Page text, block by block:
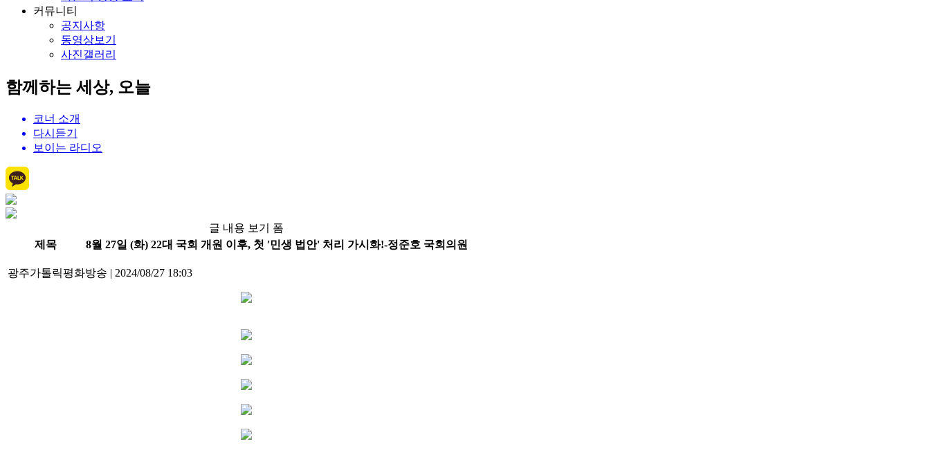
커뮤니티
공지사항
동영상보기
사진갤러리
함께하는 세상, 오늘
코너 소개
다시듣기
보이는 라디오
글 내용 보기 폼
제목
8월 27일 (화) 22대 국회 개원 이후, 첫 '민생 법안' 처리 가시화!-정준호 국회의원
광주가톨릭평화방송 | 2024/08/27 18:03